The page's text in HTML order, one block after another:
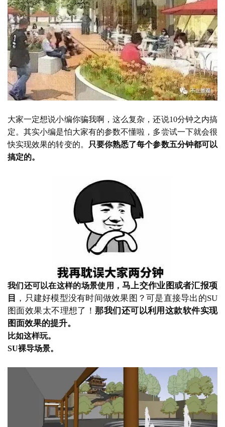
大家一定想说小编你骗我啊，这么复杂，还说10分钟之内搞
定。其实小编是怕大家有的参数不懂啦，多尝试一下就会很
快实现效果的转变的。
只要你熟悉了每个参数五分钟都可以
搞定的。
我们还可以在这样的场景使用，马上交作业图或者汇报项
目 ，只建好模型没有时间做效果图？可是直接导出的SU
图面效果太不理想了！那我们还可以利用这款软件实现
图面效果的提升。
比如这样玩。
SU裸导场景。